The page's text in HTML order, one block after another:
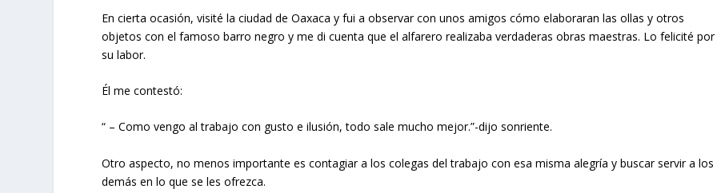
En cierta ocasión, visité la ciudad de Oaxaca y fui a observar con unos amigos cómo elaboraran las ollas y otros
objetos con el famoso barro negro y me di cuenta que el alfarero realizaba verdaderas obras maestras. Lo felicité por
su labor.
Él me contestó:
“ – Como vengo al trabajo con gusto e ilusión, todo sale mucho mejor.”-dijo sonriente.
Otro aspecto, no menos importante es contagiar a los colegas del trabajo con esa misma alegría y buscar servir a los
demás en lo que se les ofrezca.